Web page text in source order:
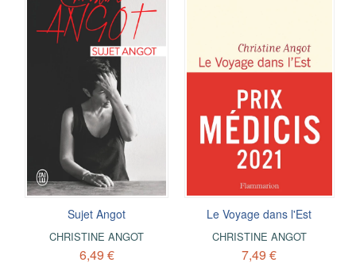
Sujet Angot
CHRISTINE ANGOT
6,49 €
Le Voyage dans l'Est
CHRISTINE ANGOT
7,49 €